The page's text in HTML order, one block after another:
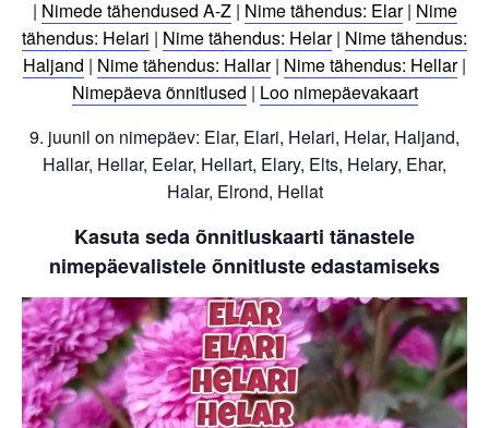
| Nimede tähendused A-Z| Nime tähendus: Elar| Nime
tähendus: Helari | Nime tähendus: Helar| Nime tähendus:
Haljand | Nime tähendus: Hallar| Nime tähendus: Hellar|
Nimepäeva õnnitlused | Loo nimepäevakaart
9. juunil on nimepäev: Elar, Elari, Helari, Helar, Haljand,
Hallar, Hellar, Eelar, Hellart, Elary, Elts, Helary, Ehar,
Halar, Elrond, Hellat
Kasuta seda õnnitluskaarti tänastele
nimepäevalistele õnnitluste edastamiseks